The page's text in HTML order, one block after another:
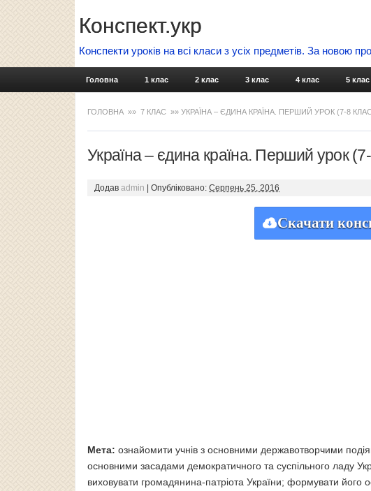
Конспект.укр
Конспекти уроків на всі класи з усіх предметів. За новою
Головна 1 клас 2 клас 3 клас 4 клас 5 клас
ГОЛОВНА »» 7 КЛАС »» УКРАЇНА – ЄДИНА КРАЇНА. ПЕРШИЙ УРОК (7-8
Україна – єдина країна. Перший урок
Додав admin Опубліковано: Серпень 25, 2016
Скачати
Мета: ознайомити учнів з основними державотворчими
основними засадами демократичного та суспільного ладу
виховувати громадянина-патріота України; формувати його